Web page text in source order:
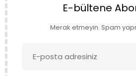
E-bültene
Merak etmeyin. Spam